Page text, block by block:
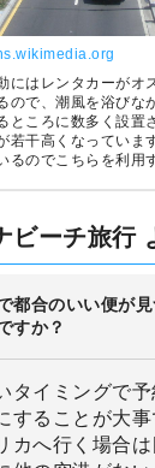
にはレンタカーがオ
ので、潮風を浴びな
ところに数多く設置
若干高くなっていま
るのでこちらを利用
ビーチ旅行
都合のいい便が
すか？
タイミングで
することが大
カへ行く場合